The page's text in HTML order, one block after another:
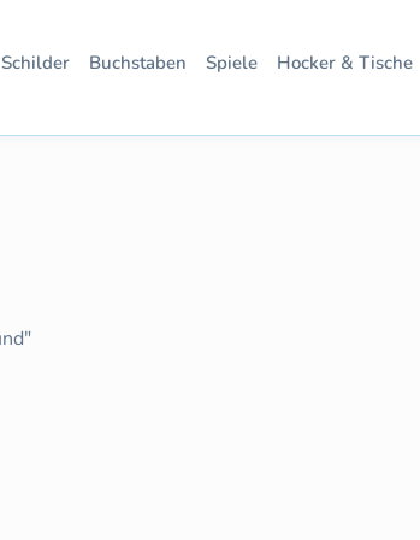
Schilder Buchstaben Spiele Hocker & Tische